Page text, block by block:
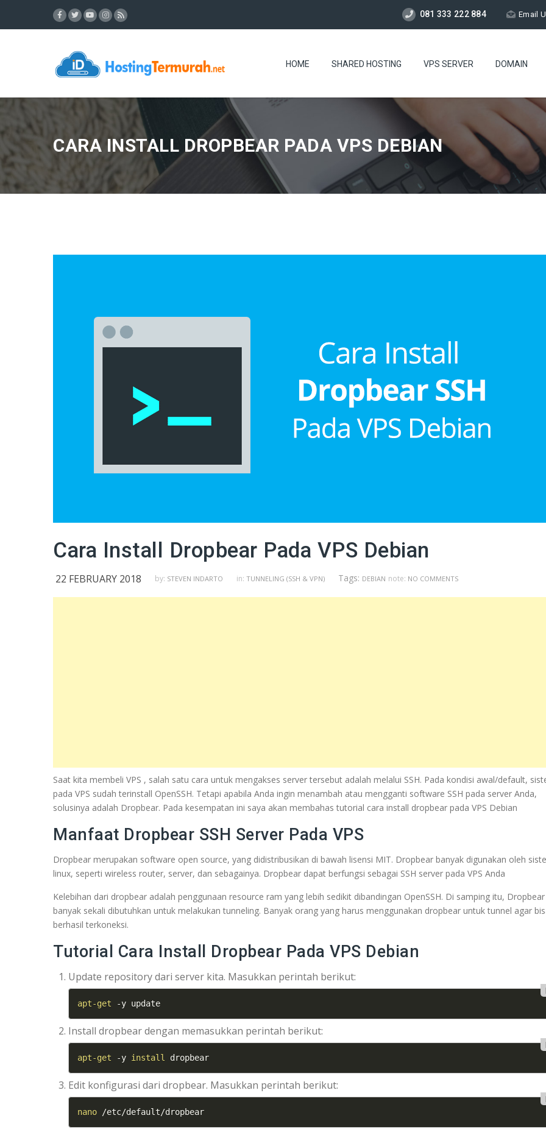
081 333 222 884 Email
HOME SHARED HOSTING VPS SERVER DOMAIN
CARA INSTALL DROPBEAR PADA VPS DEBIAN
Cara Install Dropbear Pada VPS Debian
22 FEBRUARY 2018 by: STEVEN INDARTO in: TUNNELING (SSH & VPN) Tags: DEBIAN note: NO COMMENTS
Saat kita membeli VPS , salah satu cara untuk mengakses server tersebut adalah melalui SSH. Pada kondisi awal/default,
pada VPS sudah terinstall OpenSSH. Tetapi apabila Anda ingin menambah atau mengganti software SSH pada server Anda,
solusinya adalah Dropbear. Pada kesempatan ini saya akan membahas tutorial cara install dropbear pada VPS Debian
Manfaat Dropbear SSH Server Pada VPS
Dropbear merupakan software open source, yang didistribusikan di bawah lisensi MIT. Dropbear banyak digunakan oleh
linux, seperti wireless router, server, dan sebagainya. Dropbear dapat berfungsi sebagai SSH server pada VPS Anda
Kelebihan dari dropbear adalah penggunaan resource ram yang lebih sedikit dibandingan OpenSSH. Di samping itu, Dropbear
banyak sekali dibutuhkan untuk melakukan tunneling. Banyak orang yang harus menggunakan dropbear untuk tunnel agar
berhasil terkoneksi.
Tutorial Cara Install Dropbear Pada VPS Debian
Update repository dari server kita. Masukkan perintah berikut:
apt-get -y update
Install dropbear dengan memasukkan perintah berikut:
apt-get -y install dropbear
Edit konfigurasi dari dropbear. Masukkan perintah berikut:
nano /etc/default/dropbear